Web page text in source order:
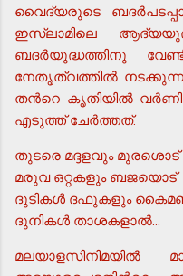
വൈദ്യരുടെ
ഇസ്ലാമിലെ
ബദര്‍യുദ്ധത്തിനു
നേതൃത്വത്തില്‍
തന്‍റെ കൃതിയില്‍
എടുത്ത് ചേര്‍ത്തത്.
തുടരെ മദ്ദളവും മുരശൊട്
മരുവ ഒറ്റകളും ബജയൊട്
ദുടികള്‍ ദഫുകളും
ദുനികള്‍ താശകളാല്‍...
മലയാളസിനിമയില്‍